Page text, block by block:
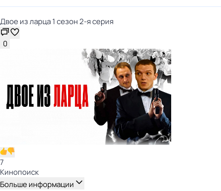
Двое из ларца 1 сезон 2-я серия
0
7
Кинопоиск
Больше информации